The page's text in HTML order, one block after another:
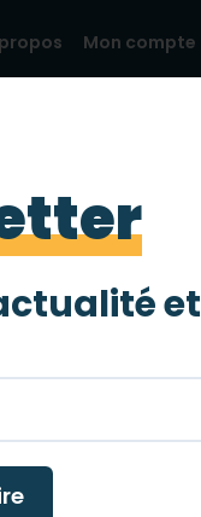
Mon compte
et